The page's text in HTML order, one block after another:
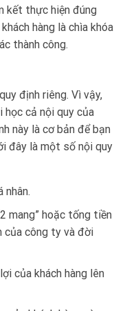
kết thực hiện đúng
hàng là chìa khóa
thành công.
định riêng. Vì vậy,
học cả nội quy của
này là cơ bản để bạn
đây là một số nội quy
nhân.
mang” hoặc tống tiền
của công ty và đời
của khách hàng lên